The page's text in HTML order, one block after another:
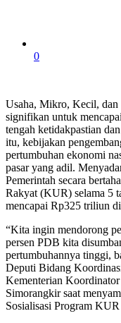
0
Usaha, Mikro, Kecil,
signifikan untuk
tengah ketidakpastian
itu, kebijakan
pertumbuhan ekonomi
pasar yang adil.
Pemerintah secara
Rakyat (KUR) selama 5
mencapai Rp325 triliun
“Kita ingin mendorong
persen PDB kita
pertumbuhannya tinggi,
Deputi Bidang
Kementerian
Simorangkir saat
Sosialisasi Program